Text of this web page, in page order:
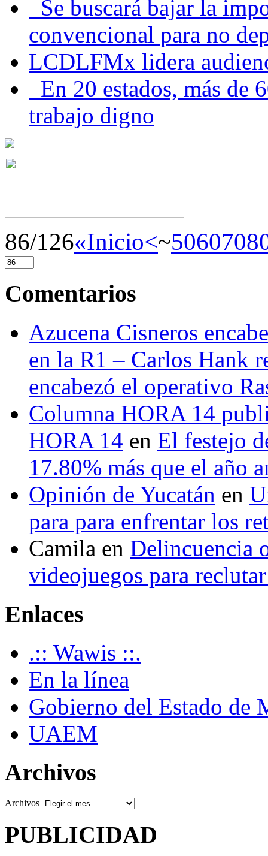
Se buscará bajar la
convencional para no
LCDLFMx lidera
En 20 estados, más de
trabajo digno
86/126«Inicio<~506070
Comentarios
Azucena Cisneros
en la R1 – Carlos Hank
encabezó el operativo
Columna HORA 14
HORA 14 en El festejo
17.80% más que el año
Opinión de Yucatán en
para para enfrentar los
Camila en Delincuencia
videojuegos para
Enlaces
.:: Wawis ::.
En la línea
Gobierno del Estado de
UAEM
Archivos
Archivos
PUBLICIDAD